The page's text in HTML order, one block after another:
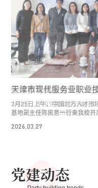
天津市现代服务业职业
3月25日上午，中国北方人才市
基地副主任陈民意一行来我校开
2026.03.27
缅甸国际领导力大学校
6月23日下午，缅甸国际领导力
一行访问中华女子学院。副院长
2026.07.10
学校教育基金会带队师
7月6日，学校党委副书记兼纪
京市天元律师事务所管委会委员
2026.07.09
天津市现代服务业职业
3月25日上午，中国北方人才市
基地副主任陈民意一行来我校开
2026.03.27
缅甸国际领导力大学校
6月23日下午，缅甸国际领导力
一行访问中华女子学院。副院长
2026.07.10
党建动态